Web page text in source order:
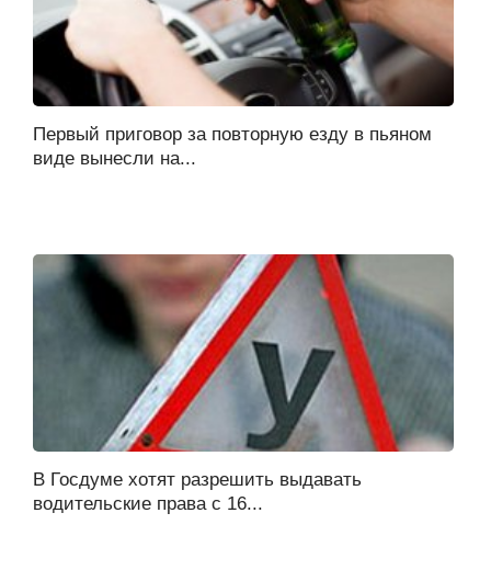
Первый приговор за повторную езду в пьяном
виде вынесли на...
В Госдуме хотят разрешить выдавать
водительские права с 16...